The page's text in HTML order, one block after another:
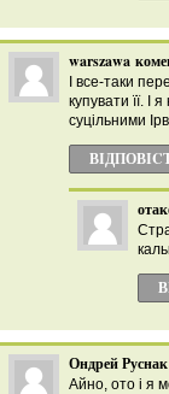
warszawa
І все-таки
купувати її.
суцільними
Ондрей Руснак
Айно, ото і я